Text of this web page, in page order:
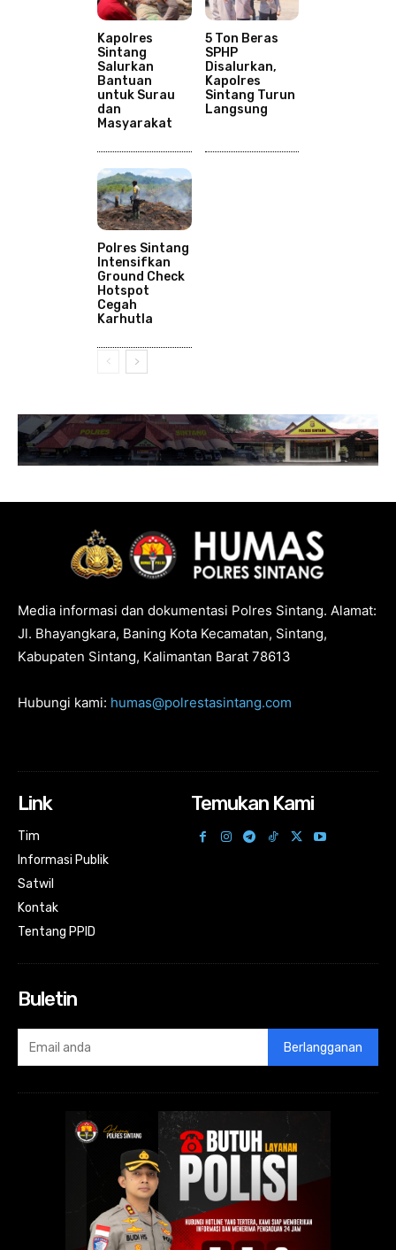
Kapolres
Sintang
Salurkan
Bantuan
untuk Surau
dan
Masyarakat
5 Ton Beras
SPHP
Disalurkan,
Kapolres
Sintang Turun
Langsung
Polres Sintang
Intensifkan
Ground Check
Hotspot
Cegah
Karhutla
Media informasi dan dokumentasi Polres Sintang. Alamat:
Jl. Bhayangkara, Baning Kota Kecamatan, Sintang,
Kabupaten Sintang, Kalimantan Barat 78613
Hubungi kami: humas@polrestasintang.com
Link
Tim
Informasi Publik
Satwil
Kontak
Tentang PPID
Temukan Kami
Buletin
Berlangganan